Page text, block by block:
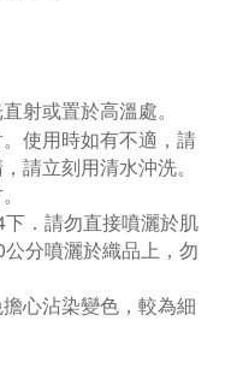
射或置於高溫處。
使用時如有不適，請
請立刻用清水沖洗。
下．請勿直接噴灑於肌
公分噴灑於織品上，勿
心沾染變色，較為細